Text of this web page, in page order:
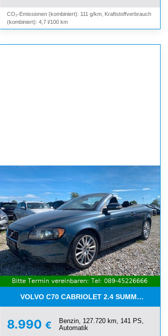
CO₂-Emissionen (kombiniert): 111 g/km, Kraftstoffverbrauch
(kombiniert): 4,7 l/100 km
VOLVO C70 CABRIOLET 2.4
8.990 €
Benzin, 127.720 km, 141 PS,
Automatik